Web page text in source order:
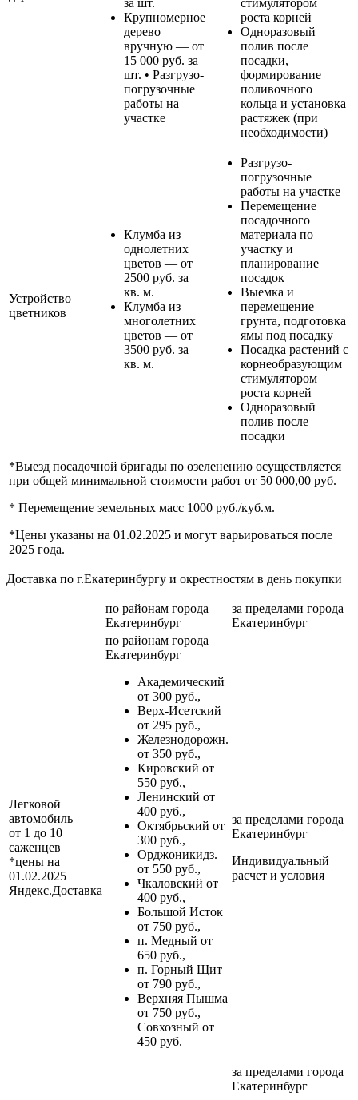
за шт.
Крупномерное
дерево
вручную — от
15 000 руб. за
шт. • Разгрузо-
погрузочные
работы на
участке
стимулятором
роста корней
Одноразовый
полив после
посадки,
формирование
поливочного
кольца и установка
растяжек (при
необходимости)
Устройство
цветников
Клумба из
однолетних
цветов — от
2500 руб. за
кв. м.
Клумба из
многолетних
цветов — от
3500 руб. за
кв. м.
Разгрузо-
погрузочные
работы на участке
Перемещение
посадочного
материала по
участку и
планирование
посадок
Выемка и
перемещение
грунта, подготовка
ямы под посадку
Посадка растений с
корнеобразующим
стимулятором
роста корней
Одноразовый
полив после
посадки
*Выезд посадочной бригады по озеленению осуществляется
при общей минимальной стоимости работ от 50 000,00 руб.
* Перемещение земельных масс 1000 руб./куб.м.
*Цены указаны на 01.02.2025 и могут варьироваться после
2025 года.
Доставка по г.Екатеринбургу и окрестностям в день покупки
по районам города
Екатеринбург
за пределами города
Екатеринбург
Легковой
автомобиль
от 1 до 10
саженцев
*цены на
01.02.2025
Яндекс.Доставка
по районам города
Екатеринбург
Академический
от 300 руб.,
Верх-Исетский
от 295 руб.,
Железнодорожн.
от 350 руб.,
Кировский от
550 руб.,
Ленинский от
400 руб.,
Октябрьский от
300 руб.,
Орджоникидз.
от 550 руб.,
Чкаловский от
400 руб.,
Большой Исток
от 750 руб.,
п. Медный от
650 руб.,
п. Горный Щит
от 790 руб.,
Верхняя Пышма
от 750 руб.,
Совхозный от
450 руб.
за пределами города
Екатеринбург
Индивидуальный
расчет и условия
за пределами города
Екатеринбург